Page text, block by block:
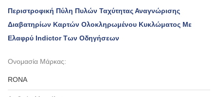
Περιστροφική Πύλη Πυλών Ταχύτητας Αναγνώρισης
Διαβατηρίων Καρτών Ολοκληρωμένου Κυκλώματος Με
Ελαφρύ Indictor Των Οδηγήσεων
Ονομασία Μάρκας:
RONA